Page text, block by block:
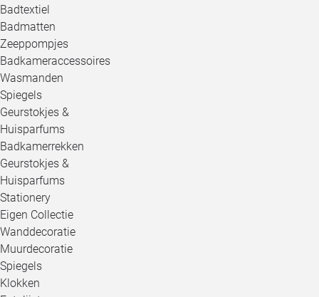
Badtextiel
Badmatten
Zeeppompjes
Badkameraccessoires
Wasmanden
Spiegels
Geurstokjes &
Huisparfums
Badkamerrekken
Geurstokjes &
Huisparfums
Stationery
Eigen Collectie
Wanddecoratie
Muurdecoratie
Spiegels
Klokken